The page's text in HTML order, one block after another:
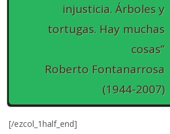
injusticia. Árboles y
tortugas. Hay muchas
cosas”
Roberto Fontanarrosa
(1944-2007)
[/ezcol_1half_end]